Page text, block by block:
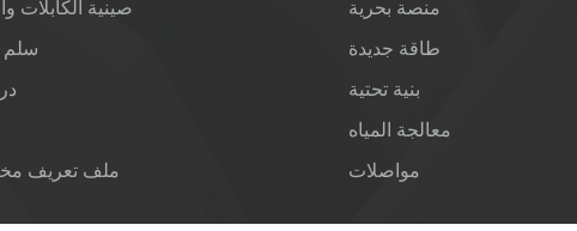
صينية الكابلات
سلم
ملف تعريف
منصة بحرية
طاقة جديدة
بنية تحتية
معالجة المياه
مواصلات